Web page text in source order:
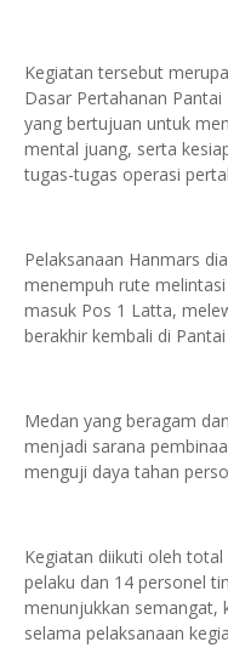
Kegiatan tersebut
Dasar Pertahanan
yang bertujuan untuk
mental juang, serta
tugas-tugas operasi
Pelaksanaan Hanmars
menempuh rute
masuk Pos 1 Latta,
berakhir kembali di
Medan yang beragam
menjadi sarana
menguji daya tahan
Kegiatan diikuti oleh
pelaku dan 14 personel
menunjukkan semangat,
selama pelaksanaan